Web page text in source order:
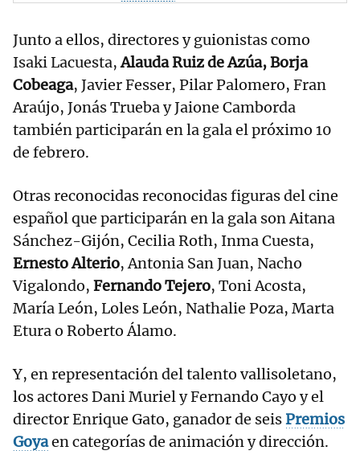
Junto a ellos, directores y guionistas como
Isaki Lacuesta,Alauda Ruiz de Azúa, Borja
Cobeaga, Javier Fesser, Pilar Palomero, Fran
Araújo, Jonás Trueba y Jaione Camborda
también participarán en la gala el próximo 10
de febrero.
Otras reconocidas reconocidas figuras del cine
español que participarán en la gala son Aitana
Sánchez-Gijón, Cecilia Roth, Inma Cuesta,
Ernesto Alterio, Antonia San Juan, Nacho
Vigalondo, Fernando Tejero, Toni Acosta,
María León, Loles León, Nathalie Poza, Marta
Etura o Roberto Álamo.
Y, en representación del talento vallisoletano,
los actores Dani Muriel y Fernando Cayo y el
director Enrique Gato, ganador de seisPremios
Goyaen categorías de animación y dirección.